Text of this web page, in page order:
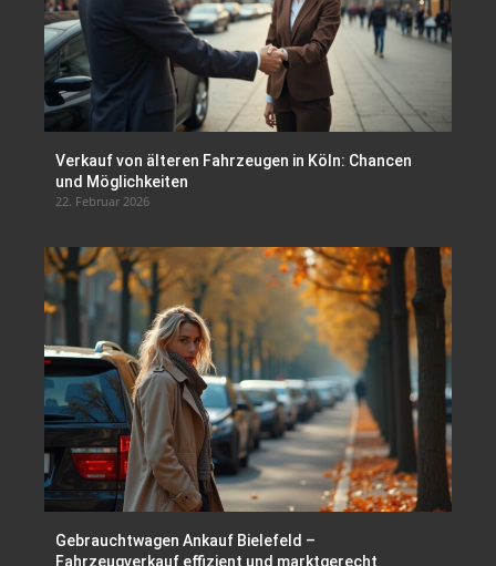
Verkauf von älteren Fahrzeugen in Köln: Chancen
und Möglichkeiten
22. Februar 2026
Gebrauchtwagen Ankauf Bielefeld –
Fahrzeugverkauf effizient und marktgerecht